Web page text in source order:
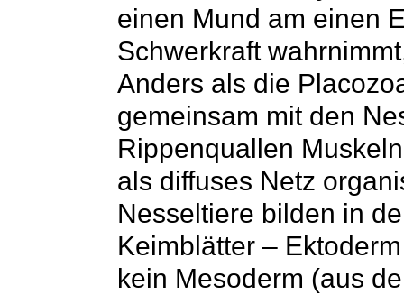
einen Mund am einen
Schwerkraft
Anders als die
gemeinsam mit den
Rippenquallen
als diffuses Netz
Nesseltiere bilden in
Keimblätter –
kein Mesoderm (aus